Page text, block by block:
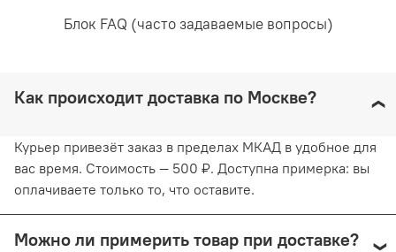
его эстетический вид.
Блок FAQ (часто задаваемые вопросы)
Как происходит доставка по Москве?
Курьер привезёт заказ в пределах МКАД в удобное для
вас время. Стоимость — 500 ₽. Доступна примерка: вы
оплачиваете только то, что оставите.
Можно ли примерить товар при доставке?